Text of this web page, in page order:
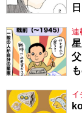
～
連
イ